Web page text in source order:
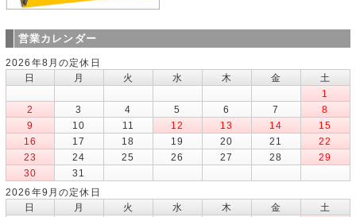
営業カレンダー
2026年8月の定休日
日
月 火 水 木 金
土
1
2
3 4 5 6 7
8
9
10 11 12 13 14
15
16
17 18 19 20 21
22
23
24 25 26 27 28
29
30
31
2026年9月の定休日
日
月 火 水 木 金
土